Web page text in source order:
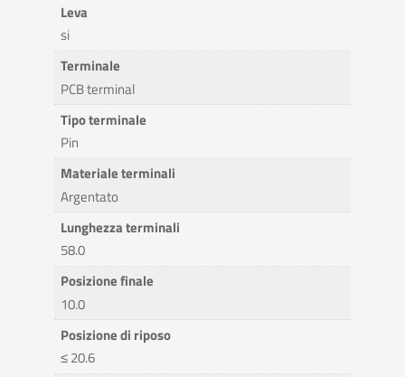
Leva
si
Terminale
PCB terminal
Tipo terminale
Pin
Materiale terminali
Argentato
Lunghezza terminali
58.0
Posizione finale
10.0
Posizione di riposo
≤ 20.6